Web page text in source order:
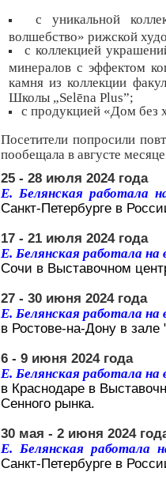
с уникальной
волшебство» рижской
с коллекцией
минералов с эффектом
камня из коллекции
Школы „Selēna Plus”;
с продукцией «Дом без
Посетители попросили
пообещала в августе
25 - 28 июля 2024 года
Е. Белянская
Санкт-Петербурге в
17 - 21 июля 2024 года
Е. Белянская работала
Сочи в Выставочном
27 - 30 июня 2024 года
Е. Белянская работала
в Ростове-на-Дону в зале
6 - 9 июня 2024 года
Е. Белянская работала
в Краснодаре в
Сенного рынка.
30 мая - 2 июня 2024
Е. Белянская
Санкт-Петербурге в